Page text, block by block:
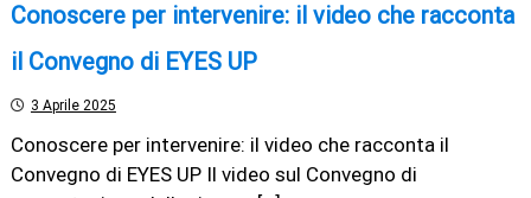
Conoscere per intervenire: il video che racconta
il Convegno di EYES UP
3 Aprile 2025
Conoscere per intervenire: il video che racconta il
Convegno di EYES UP Il video sul Convegno di